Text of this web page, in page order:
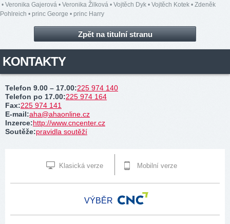
• Veronika Gajerová • Veronika Žilková • Vojtěch Dyk • Vojtěch Kotek • Zdeněk
Pohlreich • princ George • princ Harry
Zpět na titulní stranu
KONTAKTY
Telefon 9.00 – 17.00:225 974 140
Telefon po 17.00:225 974 164
Fax:225 974 141
E-mail:aha@ahaonline.cz
Inzerce:http://www.cncenter.cz
Soutěže:pravidla soutěží
Klasická verze Mobilní verze
VÝBĚR